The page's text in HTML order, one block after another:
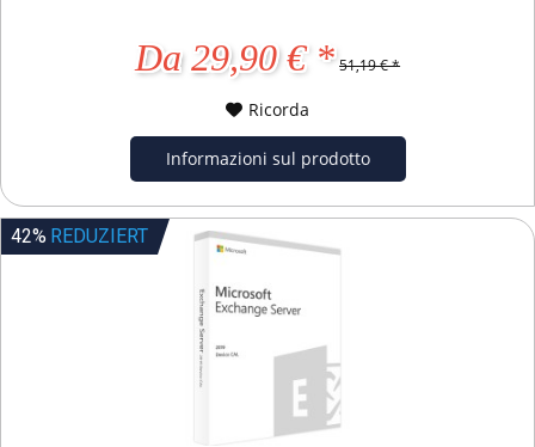
Da 29,90 € * 51,19 € *
Ricorda
Informazioni sul prodotto
42% REDUZIERT